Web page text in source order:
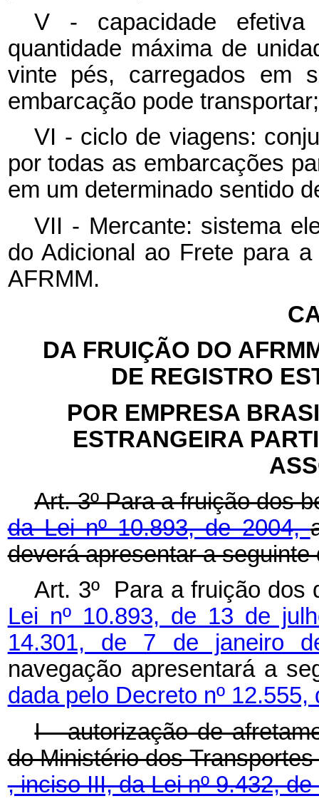
V - capacidade efetiva
quantidade máxima de
vinte pés, carregados em
embarcação pode transportar;
VI - ciclo de viagens:
por todas as embarcações
em um determinado sentido
VII - Mercante: sistema
do Adicional ao Frete para
AFRMM.
DA FRUIÇÃO DO
DE REGISTRO
POR EMPRESA
ESTRANGEIRA
Art. 3º Para a fruição dos
da Lei nº 10.893, de 2004,
deverá apresentar a seguinte
Art. 3º Para a fruição dos
Lei nº 10.893, de 13 de
14.301, de 7 de janeiro
navegação apresentará a
dada pelo Decreto nº 12.555,
I - autorização de
do Ministério dos
, inciso III, da Lei nº 9.432, de